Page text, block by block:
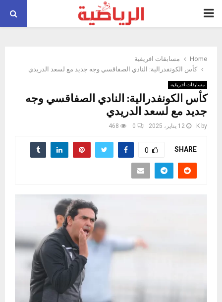
PRIMARY
Home
مسابقات افريقية
كأس الكونفدرالية: النادي الصفاقسي وجه جديد مع لسعد الدريدي
مسابقات افريقية
كأس الكونفدرالية: النادي الصفاقسي وجه
جديد مع لسعد الدريدي
by
K 12 يناير، 2025 0
468
SHARE
0